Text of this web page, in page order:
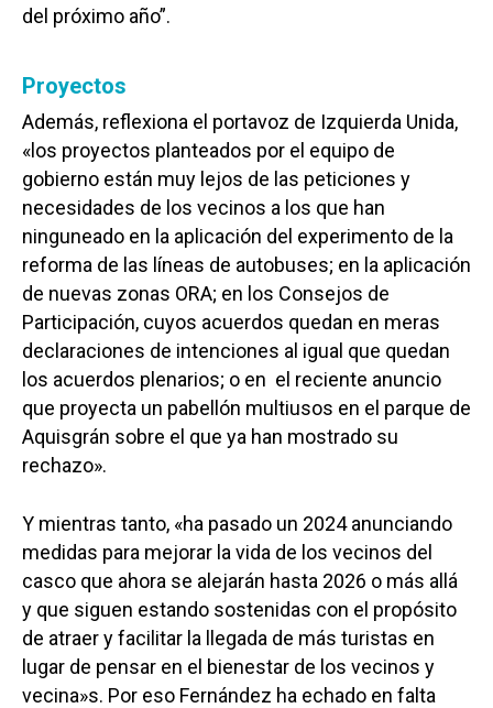
del próximo año”.
Proyectos
Además, reflexiona el portavoz de Izquierda Unida,
«los proyectos planteados por el equipo de
gobierno están muy lejos de las peticiones y
necesidades de los vecinos a los que han
ninguneado en la aplicación del experimento de la
reforma de las líneas de autobuses; en la aplicación
de nuevas zonas ORA; en los Consejos de
Participación, cuyos acuerdos quedan en meras
declaraciones de intenciones al igual que quedan
los acuerdos plenarios; o en el reciente anuncio
que proyecta un pabellón multiusos en el parque de
Aquisgrán sobre el que ya han mostrado su
rechazo».
Y mientras tanto, «ha pasado un 2024 anunciando
medidas para mejorar la vida de los vecinos del
casco que ahora se alejarán hasta 2026 o más allá
y que siguen estando sostenidas con el propósito
de atraer y facilitar la llegada de más turistas en
lugar de pensar en el bienestar de los vecinos y
vecina»s. Por eso Fernández ha echado en falta